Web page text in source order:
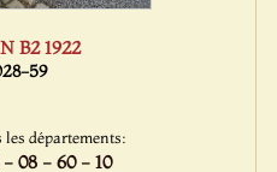
B2 1922
59
départements:
08 - 60 - 10